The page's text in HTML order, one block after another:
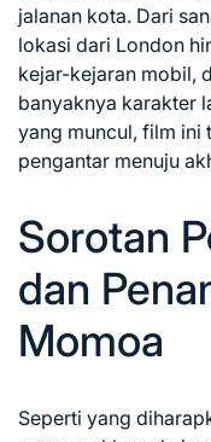
jalanan kota. Dari
lokasi dari London
kejar-kejaran mobil,
banyaknya karakter
yang muncul, film ini
pengantar menuju
Sorotan
dan
Momoa
Seperti yang